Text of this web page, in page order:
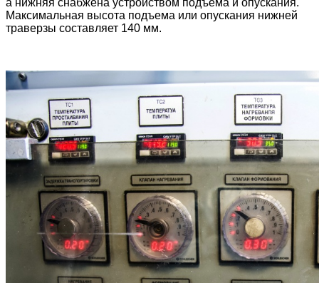
Максимальная высота подъема или опускания нижней
траверзы составляет 140 мм.